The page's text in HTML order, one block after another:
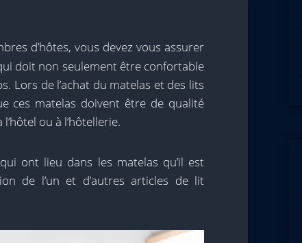
d’hôtes, vous devez vous assurer
doit non seulement être confortable
Lors de l’achat du matelas et des lits
ces matelas doivent être de qualité
ou à l’hôtellerie.
ont lieu dans les matelas qu’il est
de l’un et d’autres articles de lit